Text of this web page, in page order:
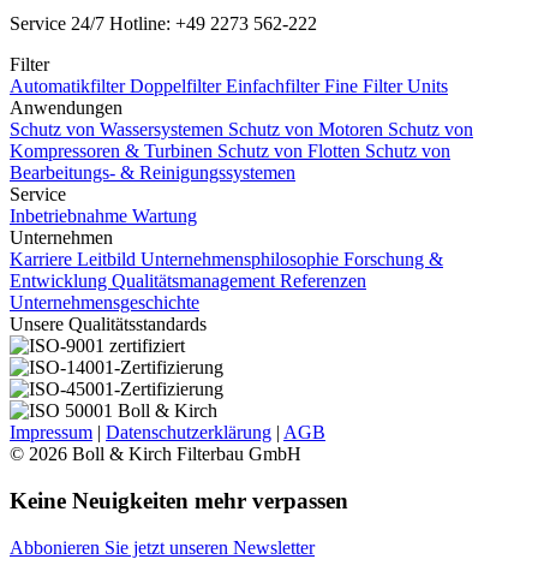
Service 24/7 Hotline: +49 2273 562-222
Filter
AutomatikfilterDoppelfilterEinfachfilterFine Filter Units
Anwendungen
Schutz von Wassersystemen Schutz von Motoren Schutz von
Kompressoren & Turbinen Schutz von Flotten Schutz von
Bearbeitungs- & Reinigungssystemen
Service
Inbetriebnahme Wartung
Unternehmen
Karriere Leitbild Unternehmensphilosophie Forschung &
Entwicklung Qualitätsmanagement Referenzen
Unternehmensgeschichte
Unsere Qualitätsstandards
Impressum | Datenschutzerklärung | AGB
© 2026 Boll & Kirch Filterbau GmbH
Keine Neuigkeiten mehr verpassen
Abbonieren Sie jetzt unseren Newsletter